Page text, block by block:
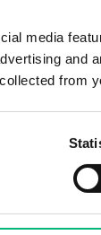
media
and
from